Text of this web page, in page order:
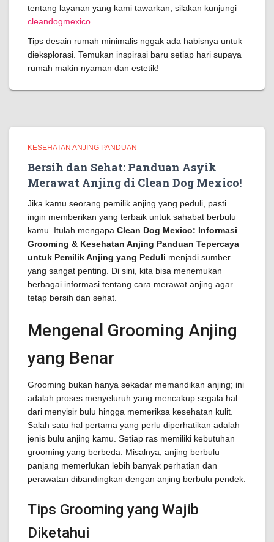
tentang layanan yang kami tawarkan, silakan kunjungi
cleandogmexico
Tips desain rumah minimalis nggak ada habisnya untuk
dieksplorasi. Temukan inspirasi baru setiap hari supaya
rumah makin nyaman dan estetik!
KESEHATAN ANJING PANDUAN
Bersih dan Sehat: Panduan Asyik
Merawat Anjing di Clean Dog Mexico!
Jika kamu seorang pemilik anjing yang peduli, pasti
ingin memberikan yang terbaik untuk sahabat berbulu
kamu. Itulah mengapa Clean Dog Mexico: Informasi
Grooming & Kesehatan Anjing Panduan Tepercaya
untuk Pemilik Anjing yang Peduli menjadi sumber
yang sangat penting. Di sini, kita bisa menemukan
berbagai informasi tentang cara merawat anjing agar
tetap bersih dan sehat.
Mengenal Grooming Anjing
yang Benar
Grooming bukan hanya sekadar memandikan anjing; ini
adalah proses menyeluruh yang mencakup segala hal
dari menyisir bulu hingga memeriksa kesehatan kulit.
Salah satu hal pertama yang perlu diperhatikan adalah
jenis bulu anjing kamu. Setiap ras memiliki kebutuhan
grooming yang berbeda. Misalnya, anjing berbulu
panjang memerlukan lebih banyak perhatian dan
perawatan dibandingkan dengan anjing berbulu pendek.
Tips Grooming yang Wajib
Diketahui